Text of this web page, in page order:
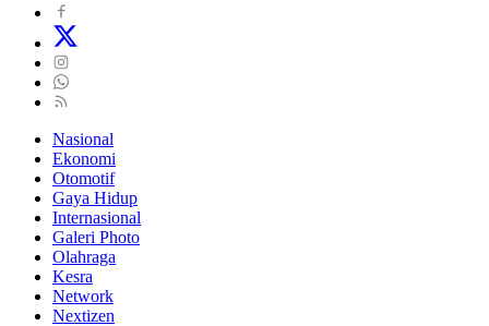
Nasional
Ekonomi
Otomotif
Gaya Hidup
Internasional
Galeri Photo
Olahraga
Kesra
Network
Nextizen